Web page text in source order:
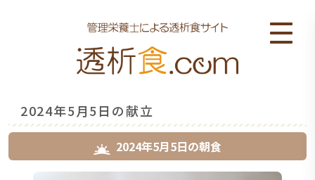
2024年5月5日の献立
2024年5月5日の朝食